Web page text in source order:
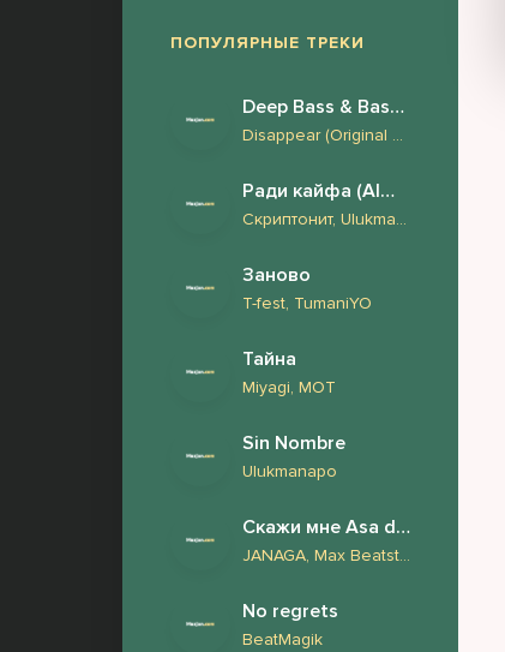
ПОПУЛЯРНЫЕ ТРЕКИ
Deep Bass & Bass Boosted
Disappear (Original Mix) Face to Face
Ради кайфа (Almaz Remix)
Скриптонит, Ulukmanapo, Truwer, V $ X V PRiNCE, Эндшпиль, Miyagi
Заново
T-fest, TumaniYO
Тайна
Miyagi, МОТ
Sin Nombre
Ulukmanapo
Скажи мне Asa du 2.0
JANAGA, Max Beatstone, FURSOV, Harddope
No regrets
BeatMagik